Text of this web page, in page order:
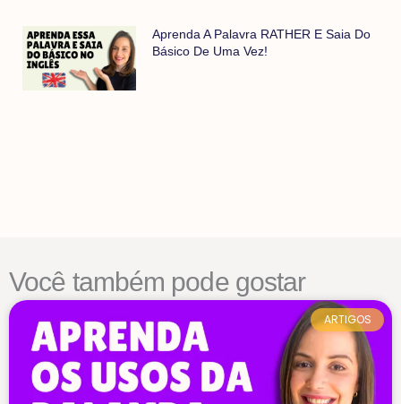
Aprenda A Palavra RATHER E Saia Do
Básico De Uma Vez!
Você também pode gostar
ARTIGOS